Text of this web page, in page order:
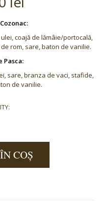
coajă de lămâie/portocală,
rom, sare, baton de vanilie.
Pasca:
sare, branza de vaci, stafide,
de vanilie.
COȘ